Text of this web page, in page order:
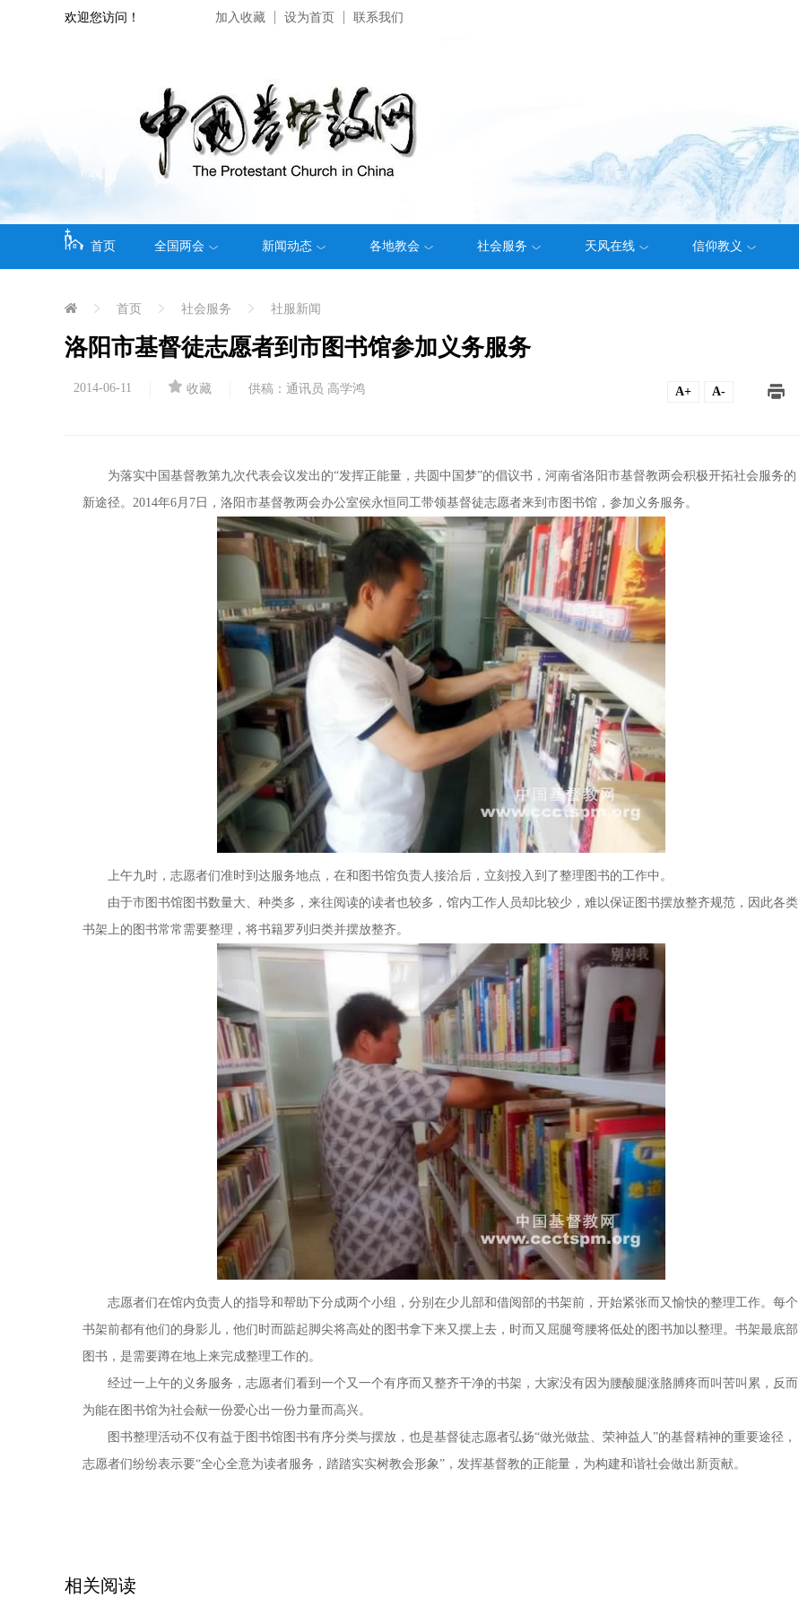
欢迎您访问！ 加入收藏 设为首页 联系我们
首页 全国两会 新闻动态 各地教会 社会服务 天风在线 信仰教义
首页 社会服务 社服新闻
洛阳市基督徒志愿者到市图书馆参加义务服务
2014-06-11 收藏 供稿：通讯员 高学鸿 A+ A-
为落实中国基督教第九次代表会议发出的“发挥正能量，共圆中国梦”的倡议书，河南省洛阳市基督教两会积极开拓社会服务的
新途径。2014年6月7日，洛阳市基督教两会办公室侯永恒同工带领基督徒志愿者来到市图书馆，参加义务服务。
上午九时，志愿者们准时到达服务地点，在和图书馆负责人接洽后，立刻投入到了整理图书的工作中。
由于市图书馆图书数量大、种类多，来往阅读的读者也较多，馆内工作人员却比较少，难以保证图书摆放整齐规范，因此各类
书架上的图书常常需要整理，将书籍罗列归类并摆放整齐。
志愿者们在馆内负责人的指导和帮助下分成两个小组，分别在少儿部和借阅部的书架前，开始紧张而又愉快的整理工作。每个
书架前都有他们的身影儿，他们时而踮起脚尖将高处的图书拿下来又摆上去，时而又屈腿弯腰将低处的图书加以整理。书架最底部
图书，是需要蹲在地上来完成整理工作的。
经过一上午的义务服务，志愿者们看到一个又一个有序而又整齐干净的书架，大家没有因为腰酸腿涨胳膊疼而叫苦叫累，反而
为能在图书馆为社会献一份爱心出一份力量而高兴。
图书整理活动不仅有益于图书馆图书有序分类与摆放，也是基督徒志愿者弘扬“做光做盐、荣神益人”的基督精神的重要途径，
志愿者们纷纷表示要“全心全意为读者服务，踏踏实实树教会形象”，发挥基督教的正能量，为构建和谐社会做出新贡献。
相关阅读